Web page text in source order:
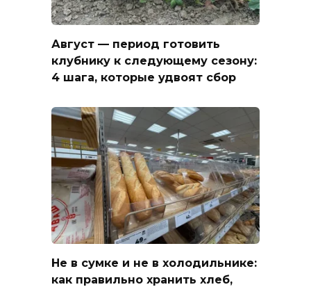
Август — период готовить
клубнику к следующему сезону:
4 шага, которые удвоят сбор
Не в сумке и не в холодильнике:
как правильно хранить хлеб,